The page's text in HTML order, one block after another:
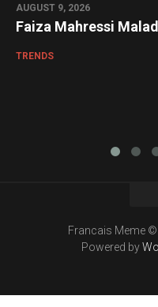
AUGUST 9, 2026
Faiza Mahressi
TRENDS
Francais Meme ©
Powered by